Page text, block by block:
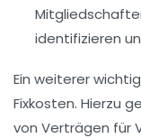
identifizieren
Ein weiterer
Fixkosten. Hierzu
von Verträgen für